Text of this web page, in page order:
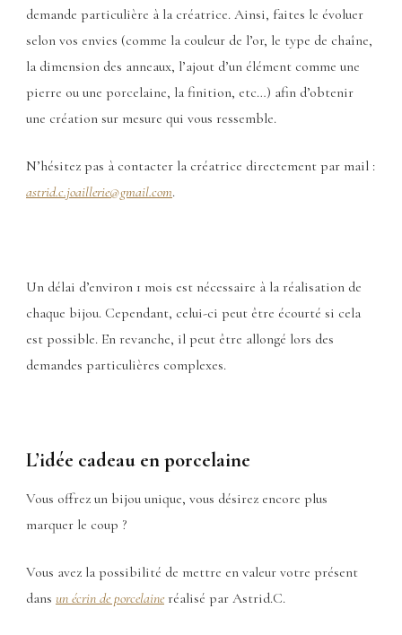
demande particulière à la créatrice. Ainsi, faites le évoluer
selon vos envies (comme la couleur de l’or, le type de chaîne,
la dimension des anneaux, l’ajout d’un élément comme une
pierre ou une porcelaine, la finition, etc…) afin d’obtenir
une création sur mesure qui vous ressemble.
N’hésitez pas à contacter la créatrice directement par mail :
astrid.c.joaillerie@gmail.com.
Un délai d’environ 1 mois est nécessaire à la réalisation de
chaque bijou. Cependant, celui-ci peut être écourté si cela
est possible. En revanche, il peut être allongé lors des
demandes particulières complexes.
L’idée cadeau en porcelaine
Vous offrez un bijou unique, vous désirez encore plus
marquer le coup ?
Vous avez la possibilité de mettre en valeur votre présent
dans un écrin de porcelaine réalisé par Astrid.C.